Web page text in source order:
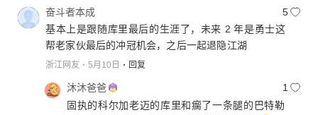
奋斗者本成
5
基本上是跟随库里最后的生涯了，未来 2 年是勇士这
帮老家伙最后的冲冠机会，之后一起退隐江湖
浙江网友 5月10日 回复
沐沐爸爸
1
固执的科尔加老迈的库里和瘸了一条腿的巴特勒